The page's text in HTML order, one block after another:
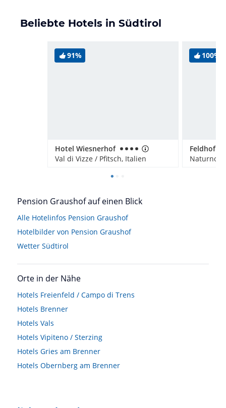
Beliebte Hotels in Südtirol
91%
Hotel Wiesnerhof
Val di Vizze / Pfitsch, Italien
100%
Naturno /
Pension Graushof auf einen Blick
Alle Hotelinfos Pension Graushof
Hotelbilder von Pension Graushof
Wetter Südtirol
Orte in der Nähe
Hotels Freienfeld / Campo di Trens
Hotels Brenner
Hotels Vals
Hotels Vipiteno / Sterzing
Hotels Gries am Brenner
Hotels Obernberg am Brenner